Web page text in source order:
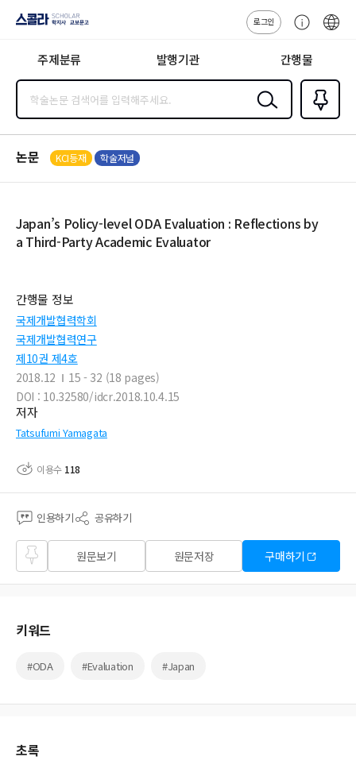
지사·교보문고
로그인
센
주제분류 발행기관 간행물
검색
즐겨찾
기0
논문 KCI등재 학술저널
Japan’s Policy-level ODA Evaluation : Reflections by
a Third-Party Academic Evaluator
간행물 정보
국제개발협력학회
국제개발협력연구
제10권 제4호
2018.12
15 - 32 (18 pages)
DOI : 10.32580/idcr.2018.10.4.15
저자
Tatsufumi Yamagata
이용수 118
인용하기 공유하기
즐겨
찾기
원문보기 원문저장 구매하기
키워드
#ODA #Evaluation #Japan
초록